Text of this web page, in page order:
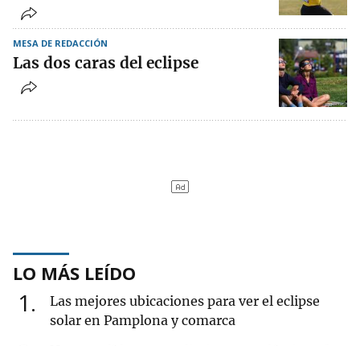
MESA DE REDACCIÓN
Las dos caras del eclipse
LO MÁS LEÍDO
1
Las mejores ubicaciones para ver el eclipse
solar en Pamplona y comarca